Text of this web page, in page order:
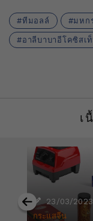
ทีมอลล์ มหก
อาลีบาบาอีโคซิสเ
เ
23/03/2023
กระแสจีน